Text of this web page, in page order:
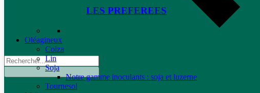
LES PREFEREES
Oléagineux
Colza
Lin
Soja
Notre gamme inoculants : soja et luzerne
Tournesol